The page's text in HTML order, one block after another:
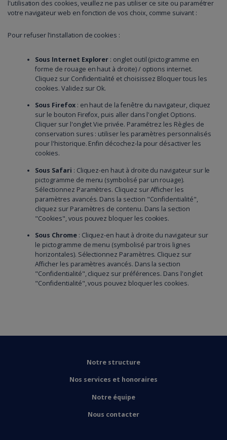
l'utilisation des cookies, veuillez ne pas utiliser ce site ou paramétrer
votre navigateur web en fonction de vos choix, comme suivant :
Pour refuser l’installation de cookies :
Sous Internet Explorer : onglet outil (pictogramme en
forme de rouage en haut à droite) / options internet.
Cliquez sur Confidentialité et choisissez Bloquer tous les
cookies. Validez sur Ok.
Sous Firefox: en haut de la fenêtre du navigateur, cliquez
sur le bouton Firefox, puis aller dans l'onglet Options.
Cliquer sur l'onglet Vie privée. Paramétrez les Règles de
conservation sures : utiliser les paramètres personnalisés
pour l'historique. Enfin décochez-la pour désactiver les
cookies.
Sous Safari : Cliquez-en haut à droite du navigateur sur le
pictogramme de menu (symbolisé par un rouage).
Sélectionnez Paramètres. Cliquez sur Afficher les
paramètres avancés. Dans la section "Confidentialité",
cliquez sur Paramètres de contenu. Dans la section
"Cookies", vous pouvez bloquer les cookies.
Sous Chrome: Cliquez-en haut à droite du navigateur sur
le pictogramme de menu (symbolisé par trois lignes
horizontales). Sélectionnez Paramètres. Cliquez sur
Afficher les paramètres avancés. Dans la section
"Confidentialité", cliquez sur préférences. Dans l'onglet
"Confidentialité", vous pouvez bloquer les cookies.
Notre structure
Nos services et honoraires
Notre équipe
Nous contacter